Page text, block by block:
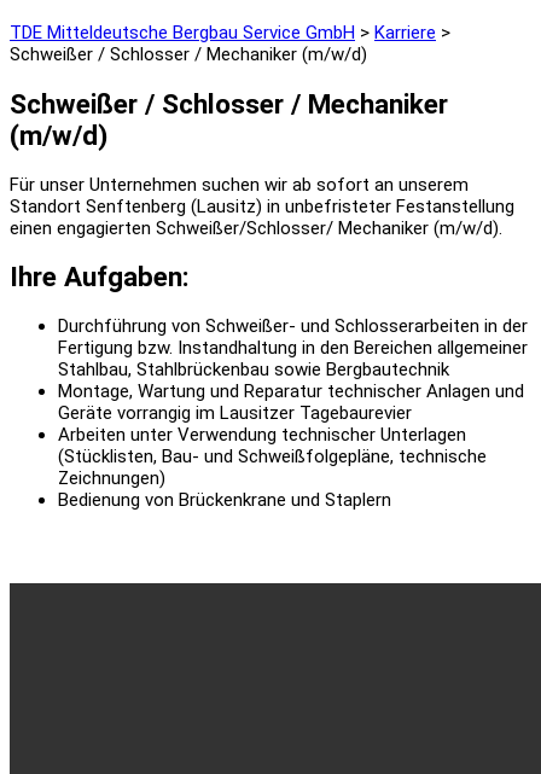
TDE Mitteldeutsche Bergbau Service GmbH > Karriere >
Schweißer / Schlosser / Mechaniker (m/w/d)
Schweißer / Schlosser / Mechaniker
(m/w/d)
Für unser Unternehmen suchen wir ab sofort an unserem
Standort Senftenberg (Lausitz) in unbefristeter Festanstellung
einen engagierten Schweißer/Schlosser/ Mechaniker (m/w/d).
Ihre Aufgaben:
Durchführung von Schweißer- und Schlosserarbeiten in der
Fertigung bzw. Instandhaltung in den Bereichen allgemeiner
Stahlbau, Stahlbrückenbau sowie Bergbautechnik
Montage, Wartung und Reparatur technischer Anlagen und
Geräte vorrangig im Lausitzer Tagebaurevier
Arbeiten unter Verwendung technischer Unterlagen
(Stücklisten, Bau- und Schweißfolgepläne, technische
Zeichnungen)
Bedienung von Brückenkrane und Staplern